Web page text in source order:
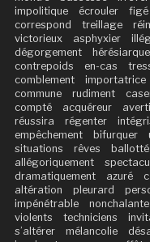
impolitique
écrouler figé
correspond
treillage
victorieux
asphyxier
dégorgement
hérésiarque
contrepoids
en-cas
comblement
importatrice
commune
rudiment
compté
acquéreur
réussira
régenter
empêchement
bifurquer
situations
rêves ballotté
allégoriquement
dramatiquement
azuré
altération
pleurard
impénétrable
nonchalante
violents
techniciens
s’altérer
mélancolie